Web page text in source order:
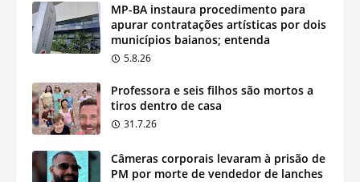
MP-BA instaura procedimento para
apurar contratações artísticas por dois
municípios baianos; entenda
5.8.26
Professora e seis filhos são mortos a
tiros dentro de casa
31.7.26
Câmeras corporais levaram à prisão de
PM por morte de vendedor de lanches